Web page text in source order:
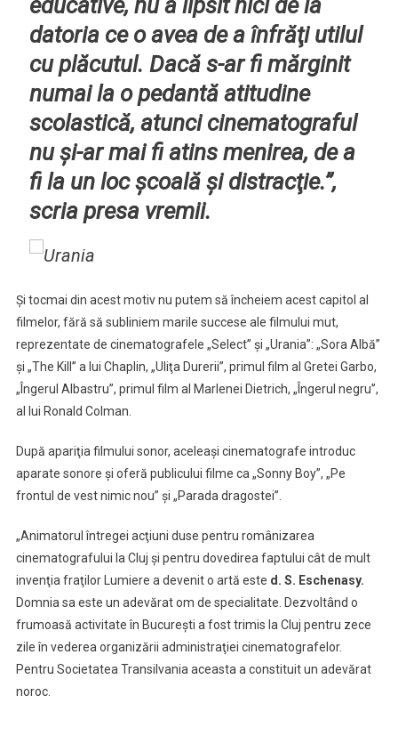
educative, nu a lipsit nici de la
datoria ce o avea de a înfrăţi utilul
cu plăcutul. Dacă s-ar fi mărginit
numai la o pedantă atitudine
scolastică, atunci cinematograful
nu şi-ar mai fi atins menirea, de a
fi la un loc şcoală şi distracţie.”,
scria presa vremii.
Şi tocmai din acest motiv nu putem să încheiem acest capitol al
filmelor, fără să subliniem marile succese ale filmului mut,
reprezentate de cinematografele „Select” şi „Urania”: „Sora Albă”
şi „The Kill” a lui Chaplin, „Uliţa Durerii”, primul film al Gretei Garbo,
„Îngerul Albastru”, primul film al Marlenei Dietrich, „Îngerul negru”,
al lui Ronald Colman.
După apariţia filmului sonor, aceleaşi cinematografe introduc
aparate sonore şi oferă publicului filme ca „Sonny Boy”, „Pe
frontul de vest nimic nou” şi „Parada dragostei”.
„Animatorul întregei acţiuni duse pentru românizarea
cinematografului la Cluj şi pentru dovedirea faptului cât de mult
invenţia fraţilor Lumiere a devenit o artă este d. S. Eschenasy.
Domnia sa este un adevărat om de specialitate. Dezvoltând o
frumoasă activitate în Bucureşti a fost trimis la Cluj pentru zece
zile în vederea organizării administraţiei cinematografelor.
Pentru Societatea Transilvania aceasta a constituit un adevărat
noroc.